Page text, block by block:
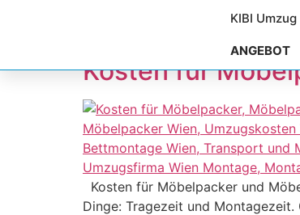
KIBI
ANGEBOT
Schlagwort:
Kosten für
Kosten für Möbelpacker und
Dinge: Tragezeit und